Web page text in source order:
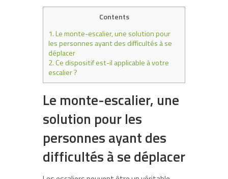
Contents
1.Le monte-escalier, une solution pour
les personnes ayant des difficultés à se
déplacer
2.Ce dispositif est-il applicable à votre
escalier ?
Le monte-escalier, une
solution pour les
personnes ayant des
difficultés à se déplacer